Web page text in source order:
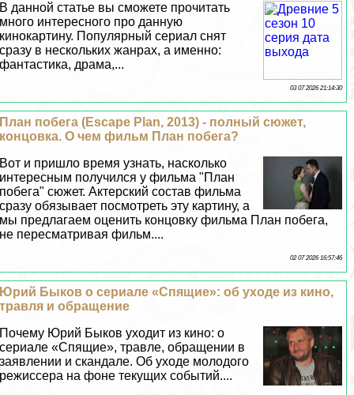
В данной статье вы сможете прочитать
много интересного про данную
кинокартину. Популярный сериал снят
сразу в нескольких жанрах, а именно:
фантастика, драма,...
03 07 2026 21:14:30
План побега (Escape Plan, 2013) - полный сюжет,
концовка. О чем фильм План побега?
Вот и пришло время узнать, насколько
интересным получился у фильма "План
побега" сюжет. Актерский состав фильма
сразу обязывает посмотреть эту картину, а
мы предлагаем оценить концовку фильма План побега,
не пересматривая фильм....
02 07 2026 16:57:46
Юрий Быков о сериале «Спящие»: об уходе из кино,
травля и обращение
Почему Юрий Быков уходит из кино: о
сериале «Спящие», травле, обращении в
заявлении и скандале. Об уходе молодого
режиссера на фоне текущих событий....